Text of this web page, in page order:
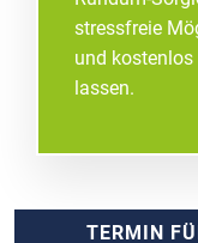
stressfreie
und
lassen.
TERMIN